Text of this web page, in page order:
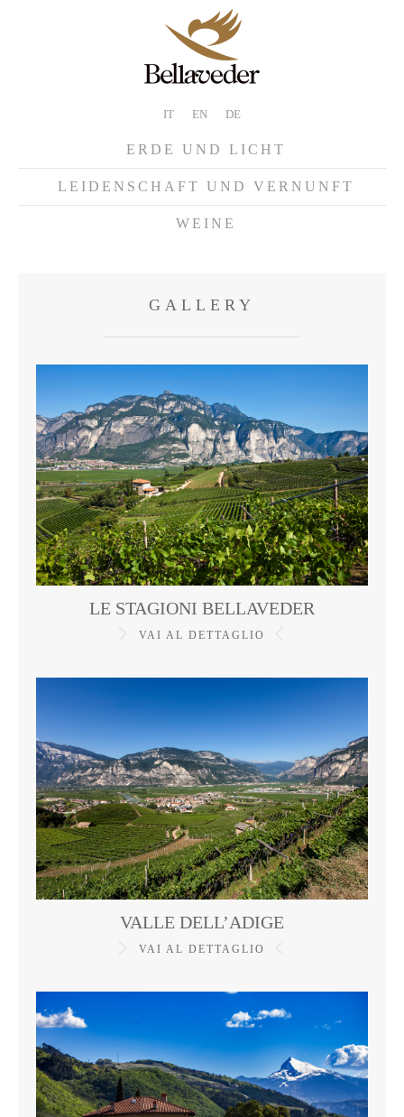
IT EN DE
ERDE UND LICHT
LEIDENSCHAFT UND VERNUNFT
WEINE
GALLERY
LE STAGIONI BELLAVEDER
VAI AL DETTAGLIO
VALLE DELL’ADIGE
VAI AL DETTAGLIO